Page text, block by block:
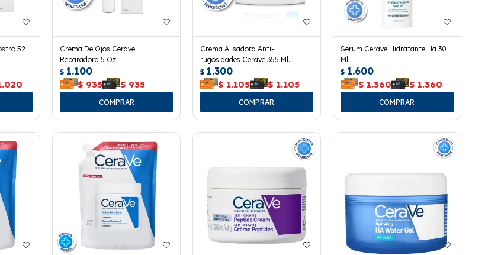
52
Crema De Ojos Cerave
Reparadora 5 Oz.
$ 1.100
$ 935 $ 935
Crema Alisadora Anti-
rugosidades Cerave 355 Ml.
$ 1.300
$ 1.105 $ 1.105
Serum Cerave Hidratante Ha 30
Ml.
$ 1.600
$ 1.360 $ 1.360